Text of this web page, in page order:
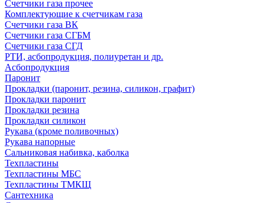
Счетчики газа прочее
Комплектующие к счетчикам газа
Счетчики газа ВК
Счетчики газа СГБМ
Счетчики газа СГД
РТИ, асбопродукция, полиуретан и др.
Асбопродукция
Паронит
Прокладки (паронит, резина, силикон, графит)
Прокладки паронит
Прокладки резина
Прокладки силикон
Рукава (кроме поливочных)
Рукава напорные
Сальниковая набивка, каболка
Техпластины
Техпластины МБС
Техпластины ТМКЩ
Сантехника